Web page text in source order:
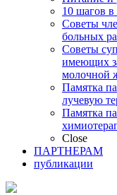
10 шагов в
Советы
больных
Советы
имеющих
молочной
Памятка
лучевую
Памятка
Close
ПАРТНЕРАМ
публикации